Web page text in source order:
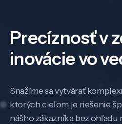
Precíznosť v
inovácie vo
Snažíme sa vytvárať
ktorých cieľom je riešenie
nášho zákazníka bez ohľadu